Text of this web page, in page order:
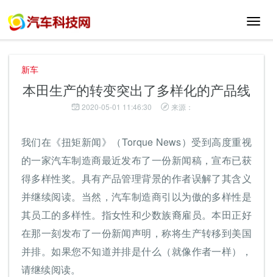
切
新车
本田生产的转变突出了多样化的产品线
2020-05-01 11:46:30 来源：
我们在《扭矩新闻》（Torque News）受到高度重视
的一家汽车制造商最近发布了一份新闻稿，宣布已获
得多样性奖。具有产品管理背景的作者误解了其含义
并继续阅读。当然，汽车制造商引以为傲的多样性是
其员工的多样性。指女性和少数族裔雇员。本田正好
在那一刻发布了一份新闻声明，称将生产转移到美国
并排。如果您不知道并排是什么（就像作者一样），
请继续阅读。